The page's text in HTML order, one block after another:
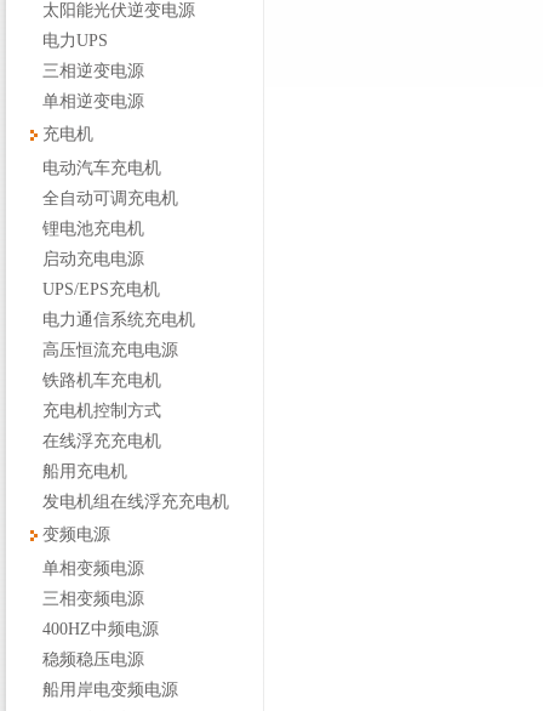
太阳能光伏逆变电源
电力UPS
三相逆变电源
单相逆变电源
充电机
电动汽车充电机
全自动可调充电机
锂电池充电机
启动充电电源
UPS/EPS充电机
电力通信系统充电机
高压恒流充电电源
铁路机车充电机
充电机控制方式
在线浮充充电机
船用充电机
发电机组在线浮充充电机
变频电源
单相变频电源
三相变频电源
400HZ中频电源
稳频稳压电源
船用岸电变频电源